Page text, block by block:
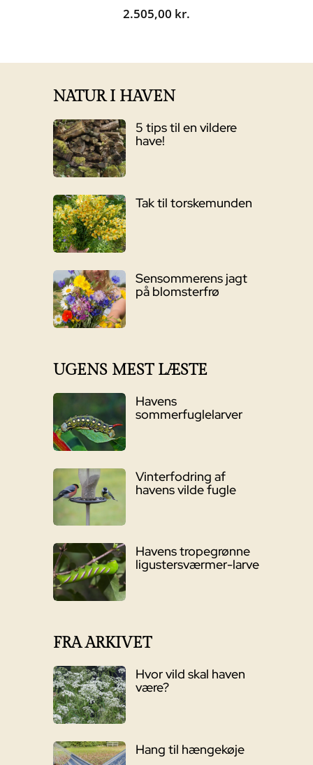
2.505,00 kr.
NATUR I HAVEN
5 tips til en vildere
have!
Tak til torskemunden
Sensommerens jagt
på blomsterfrø
UGENS MEST LÆSTE
Havens
sommerfuglelarver
Vinterfodring af
havens vilde fugle
Havens tropegrønne
ligustersværmer-larve
FRA ARKIVET
Hvor vild skal haven
være?
Hang til hængekøje